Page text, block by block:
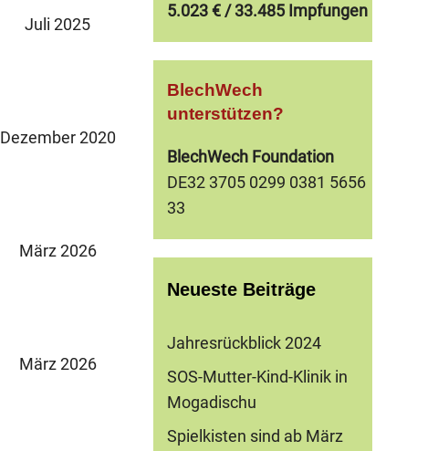
Juli 2025
Dezember 2020
März 2026
März 2026
5.023 € / 33.485 Impfungen
BlechWech
unterstützen?
BlechWech Foundation
DE32 3705 0299 0381 5656
33
Neueste Beiträge
Jahresrückblick 2024
SOS-Mutter-Kind-Klinik in
Mogadischu
Spielkisten sind ab März